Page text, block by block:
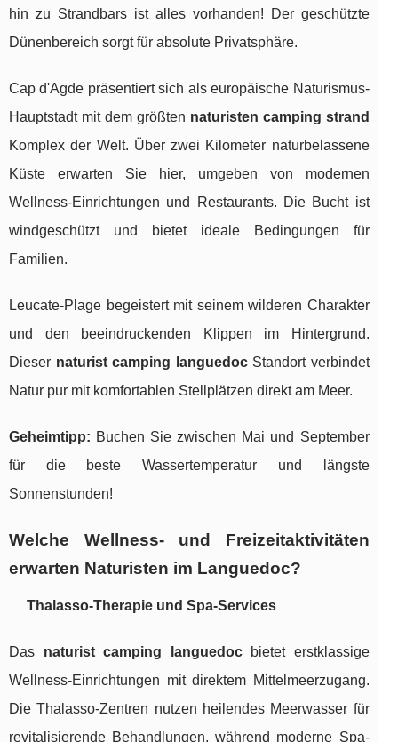
hin zu Strandbars ist alles vorhanden! Der geschützte
Dünenbereich sorgt für absolute Privatsphäre.
Cap d'Agde präsentiert sich als europäische Naturismus-
Hauptstadt mit dem größten naturisten camping strand
Komplex der Welt. Über zwei Kilometer naturbelassene
Küste erwarten Sie hier, umgeben von modernen
Wellness-Einrichtungen und Restaurants. Die Bucht ist
windgeschützt und bietet ideale Bedingungen für
Familien.
Leucate-Plage begeistert mit seinem wilderen Charakter
und den beeindruckenden Klippen im Hintergrund.
Dieser naturist camping languedocStandort verbindet
Natur pur mit komfortablen Stellplätzen direkt am Meer.
Geheimtipp: Buchen Sie zwischen Mai und September
für die beste Wassertemperatur und längste
Sonnenstunden!
Welche Wellness- und Freizeitaktivitäten
erwarten Naturisten im Languedoc?
Thalasso-Therapie und Spa-Services
Das naturist camping languedocbietet erstklassige
Wellness-Einrichtungen mit direktem Mittelmeerzugang.
Die Thalasso-Zentren nutzen heilendes Meerwasser für
revitalisierende Behandlungen, während moderne Spa-